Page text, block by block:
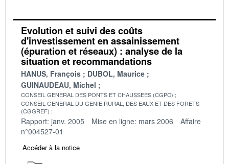
Evolution et suivi des coûts
d'investissement en assainissement
(épuration et réseaux) : analyse de la
situation et recommandations
HANUS, François
DUBOL, Maurice
GUINAUDEAU, Michel
CONSEIL GENERAL DES PONTS ET CHAUSSEES (CGPC)
CONSEIL GENERAL DU GENIE RURAL, DES EAUX ET DES FORETS
(CGGREF)
Rapport: janv. 2005 Mise en ligne: mars 2006
Affaire
n°004527-01
Accéder à la notice